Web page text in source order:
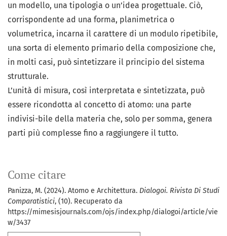
Come citare
Panizza, M. (2024). Atomo e Architettura. Dialogoi. Rivista Di Studi
Comparatistici, (10). Recuperato da
https://mimesisjournals.com/ojs/index.php/dialogoi/article/vie
w/3437
un modello, una tipologia o un’idea progettuale. Ciò,
corrispondente ad una forma, planimetrica o
volumetrica, incarna il carattere di un modulo ripetibile,
una sorta di elemento primario della composizione che,
in molti casi, può sintetizzare il principio del sistema
strutturale.
L’unità di misura, così interpretata e sintetizzata, può
essere ricondotta al concetto di atomo: una parte
indivisi-bile della materia che, solo per somma, genera
parti più complesse fino a raggiungere il tutto.